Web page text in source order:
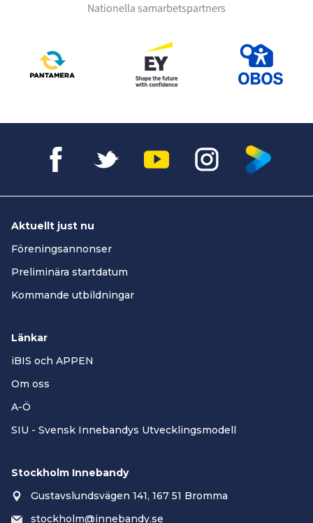
Nationella samarbetspartners
Aktuellt just nu
Föreningsannonser
Preliminära startdatum
Kommande utbildningar
Länkar
iBIS och APPEN
Om oss
A-Ö
SIU - Svensk Innebandys Utvecklingsmodell
Stockholm Innebandy
Gustavslundsvägen 141, 167 51 Bromma
stockholm@innebandy.se